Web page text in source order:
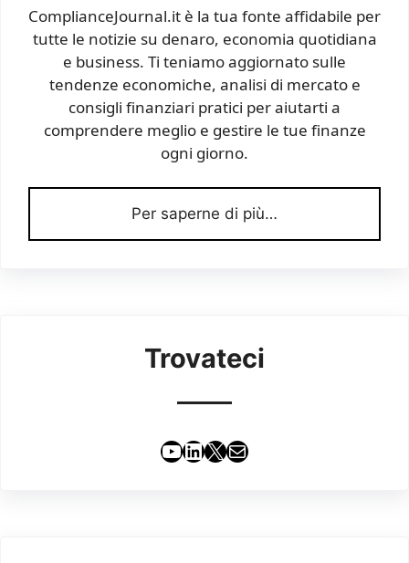
ComplianceJournal.it è la tua fonte affidabile per
tutte le notizie su denaro, economia quotidiana
e business. Ti teniamo aggiornato sulle
tendenze economiche, analisi di mercato e
consigli finanziari pratici per aiutarti a
comprendere meglio e gestire le tue finanze
ogni giorno.
Per saperne di più…
Trovateci
YouTube
LinkedIn
X Email